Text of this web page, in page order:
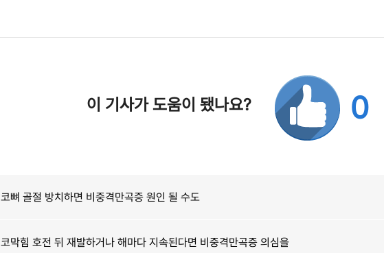
이 기사가 도움이 됐나요? 0
코뼈 골절 방치하면 비중격만곡증 원인 될 수도
코막힘 호전 뒤 재발하거나 해마다 지속된다면 비중격만곡증 의심을